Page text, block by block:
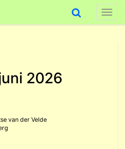
2026
van der Velde